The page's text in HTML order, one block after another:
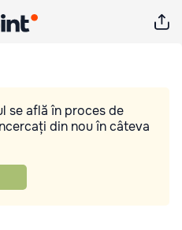
se află în proces de
din nou în câteva